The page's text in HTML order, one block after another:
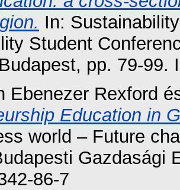
In:
Student
pp. 79-99.
Ebenezer Rexford
Education in
world – Future
Gazdasági
86-7